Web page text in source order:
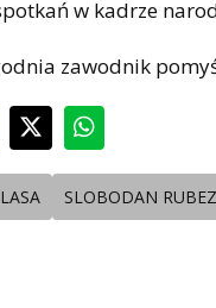
w kadrze
zawodnik
SLOBODAN